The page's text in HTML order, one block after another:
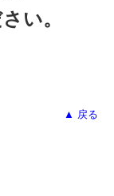
い。
▲ 戻る